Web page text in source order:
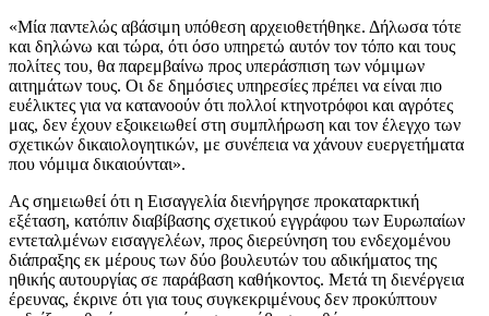
«Μία παντελώς αβάσιμη υπόθεση αρχειοθετήθηκε. Δήλωσα τότε
και δηλώνω και τώρα, ότι όσο υπηρετώ αυτόν τον τόπο και τους
πολίτες του, θα παρεμβαίνω προς υπεράσπιση των νόμιμων
αιτημάτων τους. Οι δε δημόσιες υπηρεσίες πρέπει να είναι πιο
ευέλικτες για να κατανοούν ότι πολλοί κτηνοτρόφοι και αγρότες
μας, δεν έχουν εξοικειωθεί στη συμπλήρωση και τον έλεγχο των
σχετικών δικαιολογητικών, με συνέπεια να χάνουν ευεργετήματα
που νόμιμα δικαιούνται».
Ας σημειωθεί ότι η Εισαγγελία διενήργησε προκαταρκτική
εξέταση, κατόπιν διαβίβασης σχετικού εγγράφου των Ευρωπαίων
εντεταλμένων εισαγγελέων, προς διερεύνηση του ενδεχομένου
διάπραξης εκ μέρους των δύο βουλευτών του αδικήματος της
ηθικής αυτουργίας σε παράβαση καθήκοντος. Μετά τη διενέργεια
έρευνας, έκρινε ότι για τους συγκεκριμένους δεν προκύπτουν